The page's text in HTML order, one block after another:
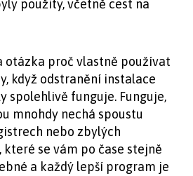
použity, včetně cest na
otázka proč vlastně používat
když odstranění instalace
spolehlivě funguje. Funguje,
mnohdy nechá spoustu
nebo zbylých
které se vám po čase stejně
a každý lepší program je